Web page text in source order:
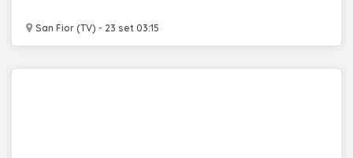
San Fior (TV) - 23 set 03:15